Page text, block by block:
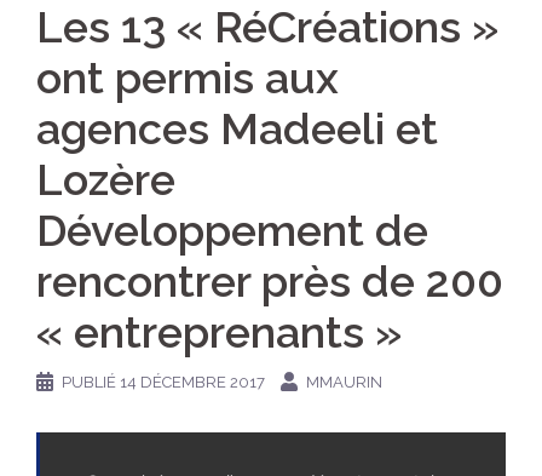
Les 13 « RéCréations »
ont permis aux
agences Madeeli et
Lozère
Développement de
rencontrer près de 200
« entreprenants »
PUBLIÉ 14 DÉCEMBRE 2017 MMAURIN